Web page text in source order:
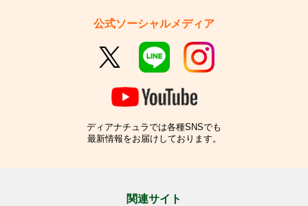
公式ソーシャルメディア
ディアナチュラでは各種SNSでも
最新情報をお届けしております。
関連サイト